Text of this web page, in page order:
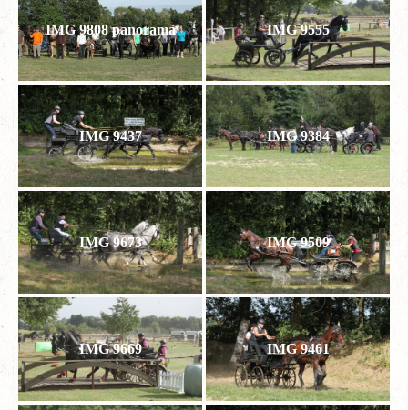
IMG 9808 panorama IMG 9555
IMG 9437 IMG 9384
IMG 9673 IMG 9509
IMG 9669 IMG 9461